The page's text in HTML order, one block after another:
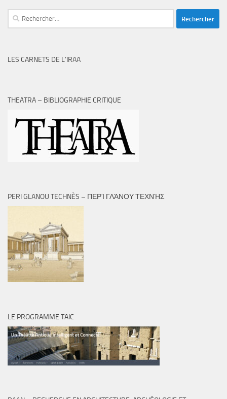
Rechercher :
LES CARNETS DE L’IRAA
THEATRA – BIBLIOGRAPHIE CRITIQUE
PERI GLANOU TECHNÈS – ΠΕΡῚ ΓΛΆΝΟΥ ΤΕΧΝῊΣ
LE PROGRAMME TAIC